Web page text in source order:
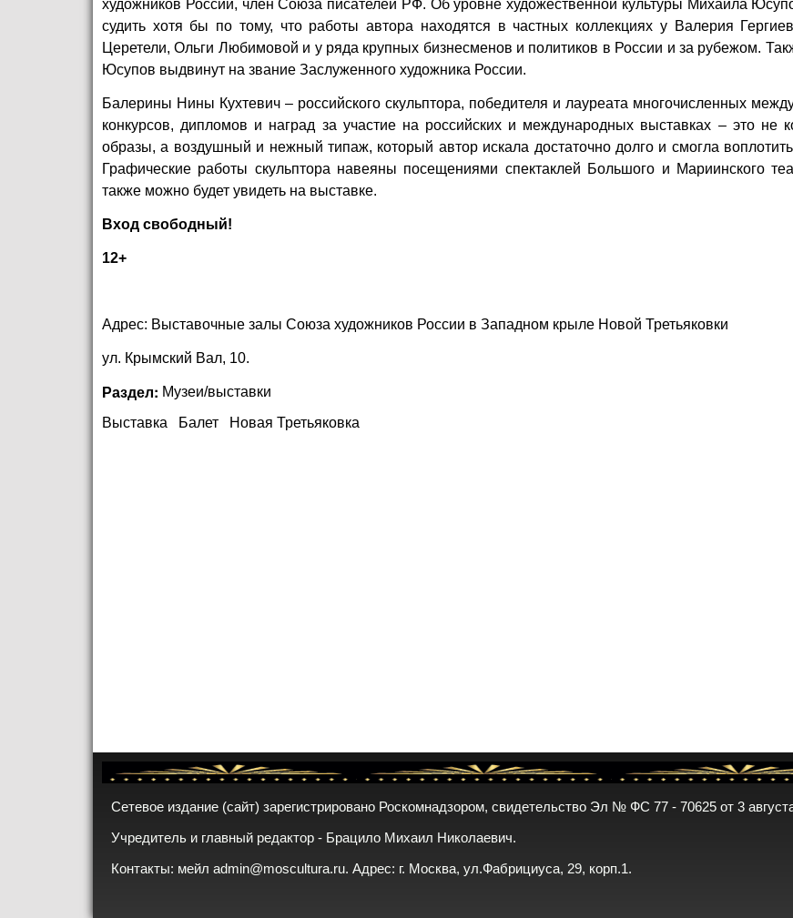
художников России, член Союза писателей РФ. Об уровне художественной культуры Михаила
судить хотя бы по тому, что работы автора находятся в частных коллекциях у Валерия
Церетели, Ольги Любимовой и у ряда крупных бизнесменов и политиков в России и за рубежом.
Юсупов выдвинут на звание Заслуженного художника России.
Балерины Нины Кухтевич – российского скульптора, победителя и лауреата многочисленных
конкурсов, дипломов и наград за участие на российских и международных выставках – это не
образы, а воздушный и нежный типаж, который автор искала достаточно долго и смогла
Графические работы скульптора навеяны посещениями спектаклей Большого и Мариинского
также можно будет увидеть на выставке.
Вход свободный!
12+
Адрес: Выставочные залы Союза художников России в Западном крыле Новой Третьяковки
ул. Крымский Вал, 10.
Раздел: Музеи/выставки
Выставка
Балет Новая Третьяковка
Сетевое издание (сайт) зарегистрировано Роскомнадзором, свидетельство Эл № ФС 77 - 70625 от 3
Учредитель и главный редактор - Брацило Михаил Николаевич.
Контакты: мейл admin@moscultura.ru. Адрес: г. Москва, ул.Фабрициуса, 29, корп.1.